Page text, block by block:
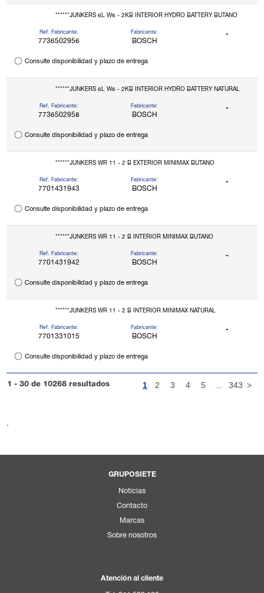
******JUNKERS 6L W6 - 2KB INTERIOR HYDRO BATTERY BUTANO
Ref. Fabricante:
7736502956
Fabricante:
BOSCH
-
Consulte disponibilidad y plazo de entrega
******JUNKERS 6L W6 - 2KB INTERIOR HYDRO BATTERY NATURAL
Ref. Fabricante:
7736502958
Fabricante:
BOSCH
-
Consulte disponibilidad y plazo de entrega
******JUNKERS WR 11 - 2 B EXTERIOR MINIMAX BUTANO
Ref. Fabricante:
7701431943
Fabricante:
BOSCH
-
Consulte disponibilidad y plazo de entrega
******JUNKERS WR 11 - 2 B INTERIOR MINIMAX BUTANO
Ref. Fabricante:
7701431942
Fabricante:
BOSCH
-
Consulte disponibilidad y plazo de entrega
******JUNKERS WR 11 - 2 B INTERIOR MINIMAX NATURAL
Ref. Fabricante:
7701331015
Fabricante:
BOSCH
-
Consulte disponibilidad y plazo de entrega
1 - 30 de 10268 resultados 1 2 3 4 5 343 >
.
GRUPOSIETE
Noticias
Contacto
Marcas
Sobre nosotros
Atención al cliente